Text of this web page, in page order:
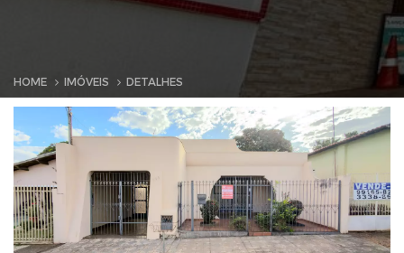
HOME IMÓVEIS DETALHES